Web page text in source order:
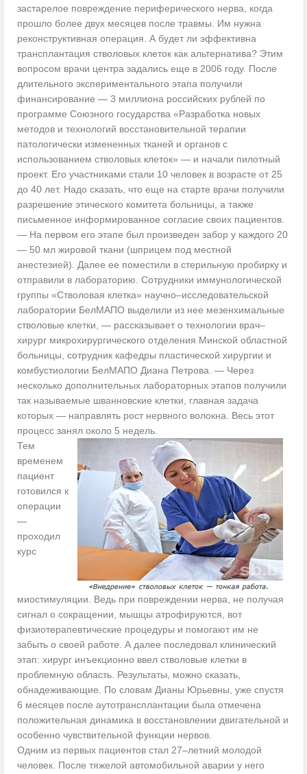
застарелое повреждение периферического нерва, когда
прошло более двух месяцев после травмы. Им нужна
реконструктивная операция. А будет ли эффективна
трансплантация стволовых клеток как альтернатива? Этим
вопросом врачи центра задались еще в 2006 году. После
длительного экспериментального этапа получили
финансирование — 3 миллиона российских рублей по
программе Союзного государства «Разработка новых
методов и технологий восстановительной терапии
патологически измененных тканей и органов с
использованием стволовых клеток» — и начали пилотный
проект. Его участниками стали 10 человек в возрасте от 25
до 40 лет. Надо сказать, что еще на старте врачи получили
разрешение этического комитета больницы, а также
письменное информированное согласие своих пациентов.
— На первом его этапе был произведен забор у каждого 20
— 50 мл жировой ткани (шприцем под местной
анестезией). Далее ее поместили в стерильную пробирку и
отправили в лабораторию. Сотрудники иммунологической
группы «Стволовая клетка» научно–исследовательской
лаборатории БелМАПО выделили из нее мезенхимальные
стволовые клетки, — рассказывает о технологии врач–
хирург микрохирургического отделения Минской областной
больницы, сотрудник кафедры пластической хирургии и
комбустиологии БелМАПО Диана Петрова. — Через
несколько дополнительных лабораторных этапов получили
так называемые шванновские клетки, главная задача
которых — направлять рост нервного волокна. Весь этот
процесс занял около 5 недель.
Тем
временем
пациент
готовился к
операции
—
проходил
курс
миостимуляции. Ведь при повреждении нерва, не получая
сигнал о сокращении, мышцы атрофируются, вот
физиотерапевтические процедуры и помогают им не
забыть о своей работе. А далее последовал клинический
этап: хирург инъекционно ввел стволовые клетки в
проблемную область. Результаты, можно сказать,
обнадеживающие. По словам Дианы Юрьевны, уже спустя
6 месяцев после аутотрансплантации была отмечена
положительная динамика в восстановлении двигательной и
особенно чувствительной функции нервов.
Одним из первых пациентов стал 27–летний молодой
человек. После тяжелой автомобильной аварии у него